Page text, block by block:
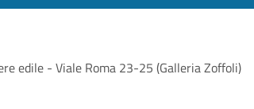
edile - Viale Roma 23-25 (Galleria Zoffoli)